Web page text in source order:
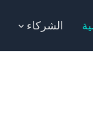
الشركاء